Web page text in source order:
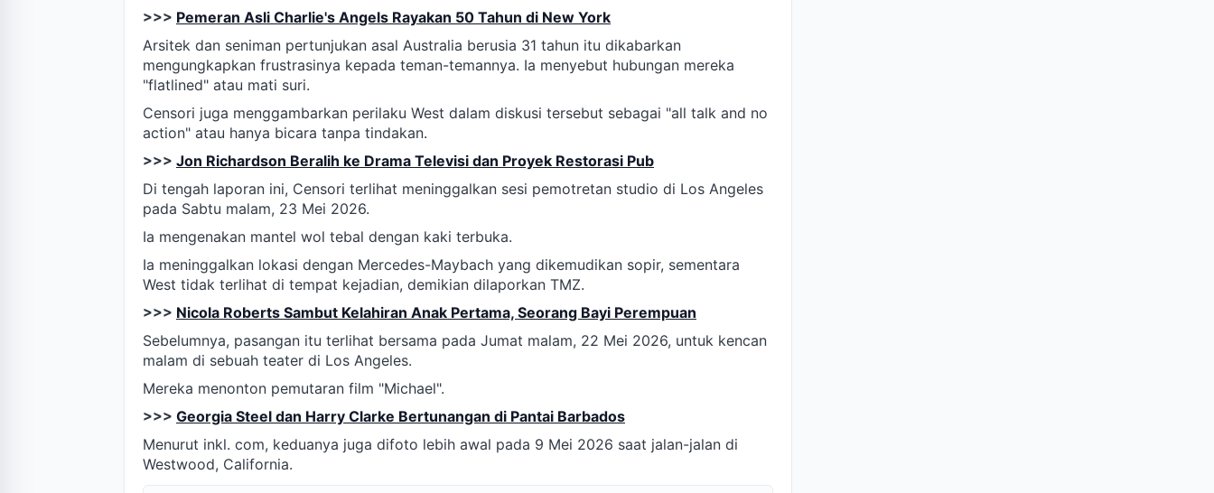
>>> Pemeran Asli Charlie's Angels Rayakan 50 Tahun di New York
Arsitek dan seniman pertunjukan asal Australia berusia 31 tahun itu dikabarkan
mengungkapkan frustrasinya kepada teman-temannya. Ia menyebut hubungan mereka
"flatlined" atau mati suri.
Censori juga menggambarkan perilaku West dalam diskusi tersebut sebagai "all talk and no
action" atau hanya bicara tanpa tindakan.
>>> Jon Richardson Beralih ke Drama Televisi dan Proyek Restorasi Pub
Di tengah laporan ini, Censori terlihat meninggalkan sesi pemotretan studio di Los Angeles
pada Sabtu malam, 23 Mei 2026.
Ia mengenakan mantel wol tebal dengan kaki terbuka.
Ia meninggalkan lokasi dengan Mercedes-Maybach yang dikemudikan sopir, sementara
West tidak terlihat di tempat kejadian, demikian dilaporkan TMZ.
>>> Nicola Roberts Sambut Kelahiran Anak Pertama, Seorang Bayi Perempuan
Sebelumnya, pasangan itu terlihat bersama pada Jumat malam, 22 Mei 2026, untuk kencan
malam di sebuah teater di Los Angeles.
Mereka menonton pemutaran film "Michael".
>>> Georgia Steel dan Harry Clarke Bertunangan di Pantai Barbados
Menurut inkl. com, keduanya juga difoto lebih awal pada 9 Mei 2026 saat jalan-jalan di
Westwood, California.